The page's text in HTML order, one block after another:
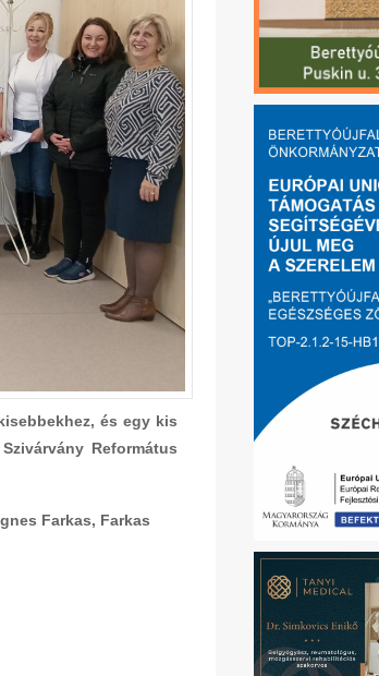
és egy kis
Református
Farkas, Farkas